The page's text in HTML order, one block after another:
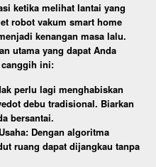
ketika melihat lantai yang
robot vakum smart home
kenangan masa lalu.
utama yang dapat Anda
ini:
perlu lagi menghabiskan
debu tradisional. Biarkan
bersantai.
Dengan algoritma
ruang dapat dijangkau tanpa